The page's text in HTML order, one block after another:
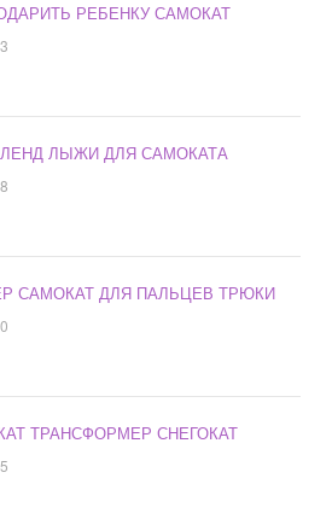
РЕБЕНКУ САМОКАТ
ЛЫЖИ ДЛЯ САМОКАТА
САМОКАТ ДЛЯ ПАЛЬЦЕВ ТРЮКИ
ТРАНСФОРМЕР СНЕГОКАТ